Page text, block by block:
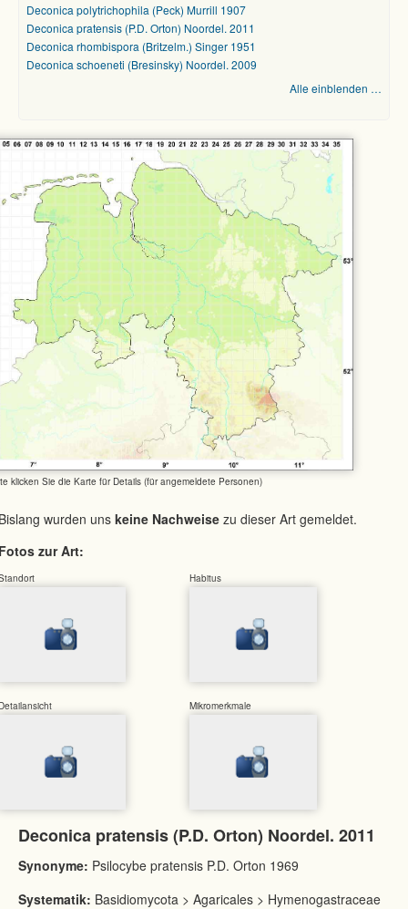
Deconica polytrichophila (Peck) Murrill 1907
Deconica pratensis (P.D. Orton) Noordel. 2011
Deconica rhombispora (Britzelm.) Singer 1951
Deconica schoeneti (Bresinsky) Noordel. 2009
Alle einblenden …
klicken Sie die Karte für Details (für angemeldete Personen)
wurden uns keine Nachweise zu dieser Art gemeldet.
zur Art:
Habitus
Mikromerkmale
Deconica pratensis (P.D. Orton) Noordel. 2011
Synonyme: Psilocybe pratensis P.D. Orton 1969
Systematik: Basidiomycota > Agaricales > Hymenogastraceae